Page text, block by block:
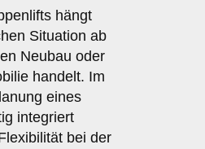
hängt
Situation ab
Neubau oder
handelt. Im
eines
integriert
bei der